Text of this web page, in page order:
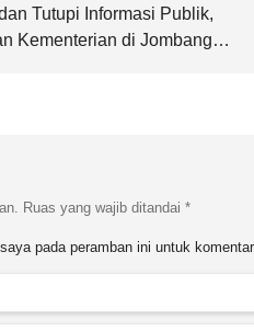
Tutupi Informasi Publik,
Kementerian di Jombang
Ruas yang wajib ditandai *
pada peramban ini untuk